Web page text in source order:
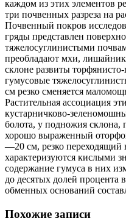
каждом из этих элементов
три почвенных разреза на
Почвенный покров
гряды представлен
тяжелосуглинистыми
преобладают мхи,
склоне развиты
гумусовые
см резко сменяется
Растительная ассоциация
кустарничково-
болота, у подножия
хорошо выраженный
—20 см, резко
характеризуются кислыми
содержание гумуса в них
до десятых долей процента
обменных оснований
Похожие записи